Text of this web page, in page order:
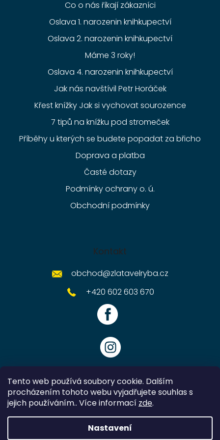
Tento web používá soubory cookie. Dalším
procházením tohoto webu vyjadřujete souhlas s
jejich používáním.. Více informací zde.
Nastavení
Co o nás říkají zákazníci
Oslava 1. narozenin knihkupectví
Oslava 2. narozenin knihkupectví
Máme 3 roky!
Oslava 4. narozenin knihkupectví
Jak nás navštívil Petr Horáček
Křest knížky Jak si vychovat sourozence
7 tipů na knížku pod stromeček
Příběhy u kterých se budete popadat za břicho
Doprava a platba
Časté dotazy
Podmínky ochrany o. ú.
Obchodní podmínky
Kontakt
obchod@zlatavelryba.cz
+420 602 603 670
Vytvořil Shoptet